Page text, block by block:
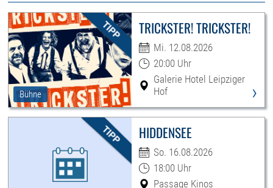
Bühne
TRICKSTER! TRICKSTER!
Mi. 12.08.2026
20:00 Uhr
Galerie Hotel Leipziger
Hof
›
HIDDENSEE
So. 16.08.2026
18:00 Uhr
Passage Kinos